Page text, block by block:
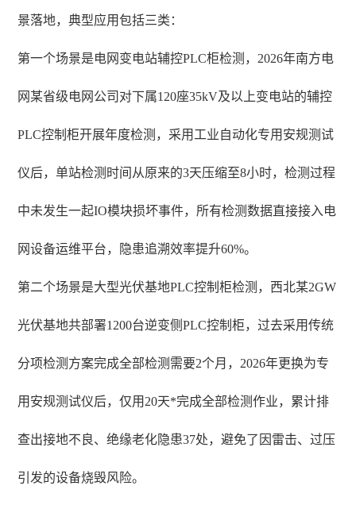
景落地，典型应用包括三类：
第一个场景是电网变电站辅控PLC柜检测，2026年南方电
网某省级电网公司对下属120座35kV及以上变电站的辅控
PLC控制柜开展年度检测，采用工业自动化专用安规测试
仪后，单站检测时间从原来的3天压缩至8小时，检测过程
中未发生一起IO模块损坏事件，所有检测数据直接接入电
网设备运维平台，隐患追溯效率提升60%。
第二个场景是大型光伏基地PLC控制柜检测，西北某2GW
光伏基地共部署1200台逆变侧PLC控制柜，过去采用传统
分项检测方案完成全部检测需要2个月，2026年更换为专
用安规测试仪后，仅用20天*完成全部检测作业，累计排
查出接地不良、绝缘老化隐患37处，避免了因雷击、过压
引发的设备烧毁风险。